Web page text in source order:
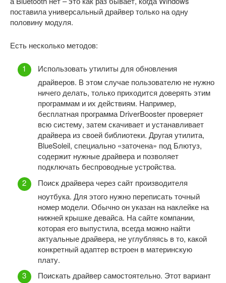
поставила универсальный драйвер только на одну
половину модуля.
Есть несколько методов:
Использовать утилиты для обновления
драйверов. В этом случае пользователю не нужно
ничего делать, только приходится доверять этим
программам и их действиям. Например,
бесплатная программа DriverBooster проверяет
всю систему, затем скачивает и устанавливает
драйвера из своей библиотеки. Другая утилита,
BlueSoleil, специально «заточена» под Блютуз,
содержит нужные драйвера и позволяет
подключать беспроводные устройства.
Поиск драйвера через сайт производителя
ноутбука. Для этого нужно переписать точный
номер модели. Обычно он указан на наклейке на
нижней крышке девайса. На сайте компании,
которая его выпустила, всегда можно найти
актуальные драйвера, не углубляясь в то, какой
конкретный адаптер встроен в материнскую
плату.
Поискать драйвер самостоятельно. Этот вариант